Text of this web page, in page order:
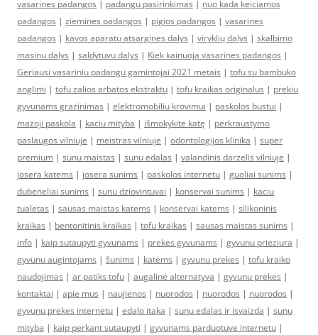
vasarines padangos | padangu pasirinkimas | nuo kada keiciamos
padangos | ziemines padangos | pigios padangos | vasarines
padangos | kavos aparatu atsargines dalys | viryklių dalys | skalbimo
masinu dalys | saldytuvu dalys | Kiek kainuoja vasarines padangos |
Geriausi vasariniu padangu gamintojai 2021 metais | tofu su bambuko
anglimi | tofu zalios arbatos ekstraktu | tofu kraikas originalus | prekiu
gyvunams grazinimas | elektromobiliu krovimui | paskolos bustui |
mazoji paskola | kaciu mityba | išmokykite katę | perkraustymo
paslaugos vilniuje | meistras vilniuje | odontologijos klinika | super
premium | sunu maistas | sunu edalas | valandinis darzelis vilniuje |
josera katems | josera sunims | paskolos internetu | guoliai sunims |
dubeneliai sunims | sunu dziovintuvai | konservai sunims | kaciu
tualetas | sausas maistas katems | konservai katems | silikoninis
kraikas | bentonitinis kraikas | tofu kraikas | sausas maistas sunims |
info | kaip sutaupyti gyvunams | prekes gyvunams | gyvunu prieziura |
gyvunu augintojams | šunims | katėms | gyvunu prekes | tofu kraiko
naudojimas | ar patiks tofu | augalinė alternatyva | gyvunu prekes |
kontaktai | apie mus | naujienos | nuorodos | nuorodos | nuorodos |
gyvunu prekes internetu | edalo itaka | sunu edalas ir isvaizda | sunu
mityba | kaip perkant sutaupyti | gyvunams parduotuve internetu |